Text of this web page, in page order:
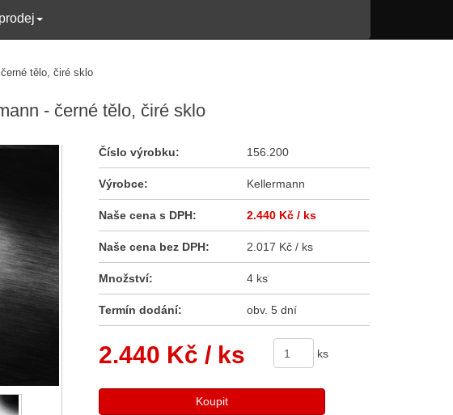
tělo, čiré sklo
- černé tělo, čiré sklo
Číslo výrobku: 156.200
Výrobce: Kellermann
Naše cena s DPH: 2.440 Kč / ks
Naše cena bez DPH: 2.017 Kč / ks
Množství: 4 ks
Termín dodání: obv. 5 dní
2.440 Kč / ks ks
Koupit